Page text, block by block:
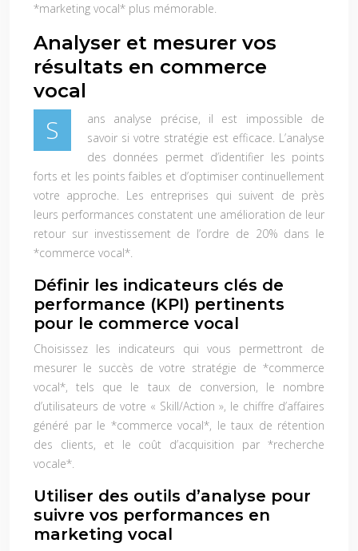
*marketing vocal* plus mémorable.
Analyser et mesurer vos
résultats en commerce
vocal
S
ans analyse précise, il est impossible de
savoir si votre stratégie est efficace. L’analyse
des données permet d’identifier les points
forts et les points faibles et d’optimiser continuellement
votre approche. Les entreprises qui suivent de près
leurs performances constatent une amélioration de leur
retour sur investissement de l’ordre de 20% dans le
*commerce vocal*.
Définir les indicateurs clés de
performance (KPI) pertinents
pour le commerce vocal
Choisissez les indicateurs qui vous permettront de
mesurer le succès de votre stratégie de *commerce
vocal*, tels que le taux de conversion, le nombre
d’utilisateurs de votre « Skill/Action », le chiffre d’affaires
généré par le *commerce vocal*, le taux de rétention
des clients, et le coût d’acquisition par *recherche
vocale*.
Utiliser des outils d’analyse pour
suivre vos performances en
marketing vocal